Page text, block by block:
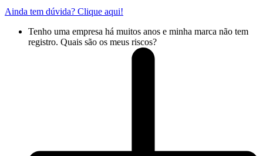
Ainda tem dúvida? Clique aqui!
Tenho uma empresa há muitos anos e minha marca não tem
registro. Quais são os meus riscos?